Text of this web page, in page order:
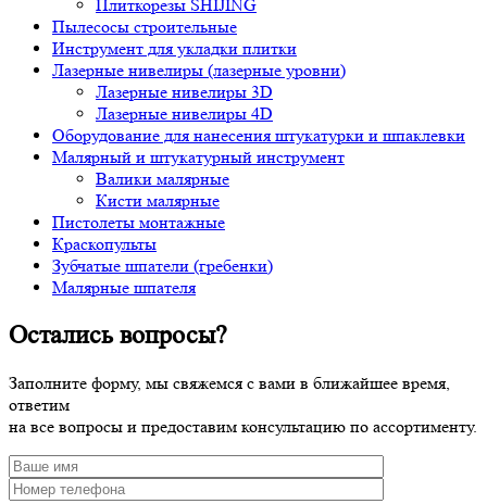
Плиткорезы SHIJING
Пылесосы строительные
Инструмент для укладки плитки
Лазерные нивелиры (лазерные уровни)
Лазерные нивелиры 3D
Лазерные нивелиры 4D
Оборудование для нанесения штукатурки и шпаклевки
Малярный и штукатурный инструмент
Валики малярные
Кисти малярные
Пистолеты монтажные
Краскопульты
Зубчатые шпатели (гребенки)
Малярные шпателя
Остались вопросы?
Заполните форму, мы свяжемся с вами в ближайшее время,
ответим
на все вопросы и предоставим консультацию по ассортименту.